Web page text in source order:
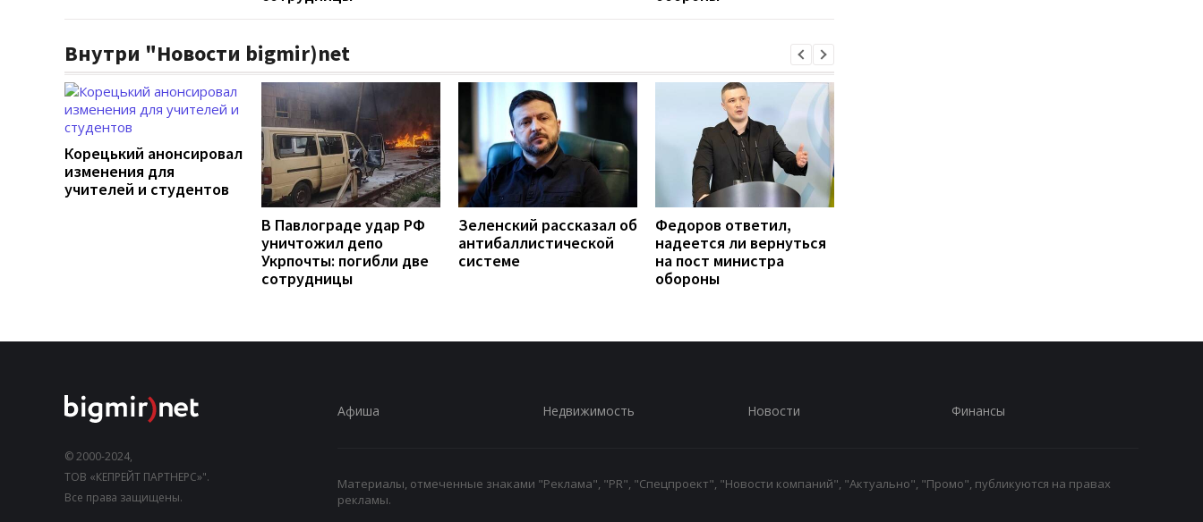
Внутри "Новости bigmir)net
Корецький анонсировал
изменения для
учителей и студентов
В Павлограде удар РФ
уничтожил депо
Укрпочты: погибли две
сотрудницы
Зеленский рассказал об
антибаллистической
системе
Федоров ответил,
надеется ли вернуться
на пост министра
обороны
© 2000-2024,
ТОВ «КЕПРЕЙТ ПАРТНЕРС»".
Все права защищены.
Афиша Недвижимость Новости Финансы
Материалы, отмеченные знаками "Реклама", "PR", "Спецпроект", "Новости компаний", "Актуально", "Промо", публикуются на правах
рекламы.